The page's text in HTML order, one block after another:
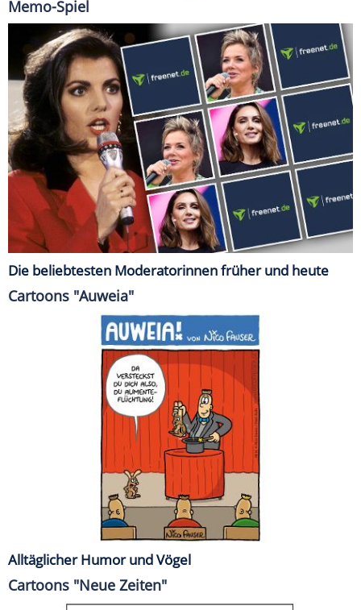
Memo-Spiel
Die beliebtesten Moderatorinnen früher und heute
Cartoons "Auweia"
Alltäglicher Humor und Vögel
Cartoons "Neue Zeiten"